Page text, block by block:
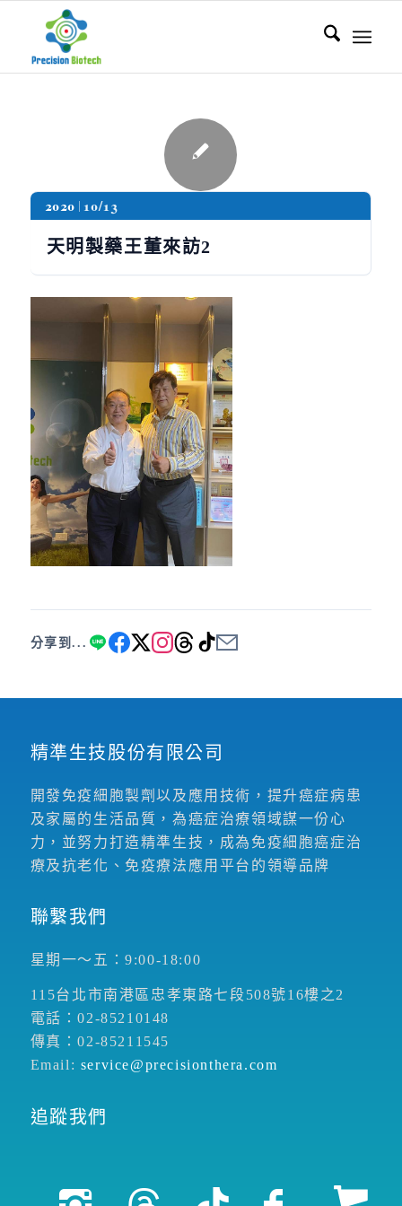
2020 10/13
天明製藥王董來訪2
分享到...
精準生技股份有限公司
開發免疫細胞製劑以及應用技術，提升癌症病患
及家屬的生活品質，為癌症治療領域謀一份心
力，並努力打造精準生技，成為免疫細胞癌症治
療及抗老化、免疫療法應用平台的領導品牌
聯繫我們
星期一～五：9:00-18:00
115台北市南港區忠孝東路七段508號16樓之2
電話：02-85210148
傳真：02-85211545
Email: service@precisionthera.com
追蹤我們